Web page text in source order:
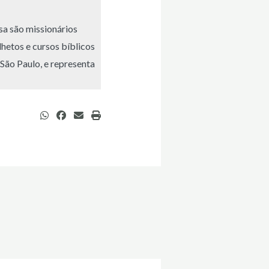
são missionários
e cursos bíblicos
Paulo, e representa